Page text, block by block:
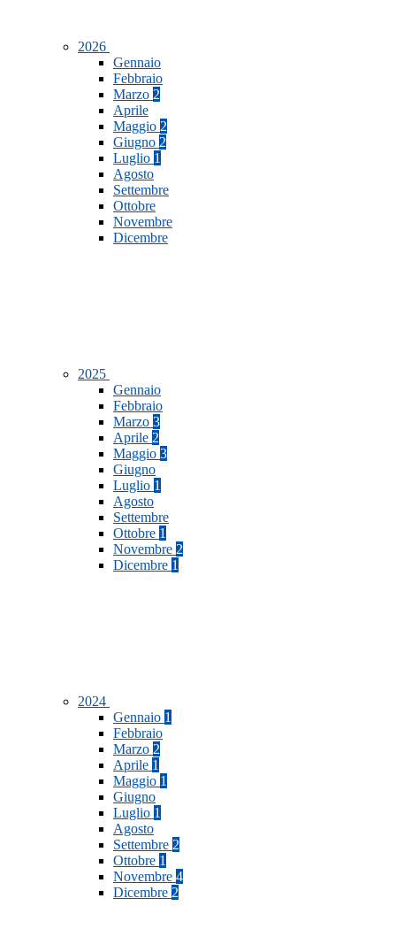
2026
Gennaio
Febbraio
Marzo 2
Aprile
Maggio 2
Giugno 2
Luglio 1
Agosto
Settembre
Ottobre
Novembre
Dicembre
2025
Gennaio
Febbraio
Marzo 3
Aprile 2
Maggio 3
Giugno
Luglio 1
Agosto
Settembre
Ottobre 1
Novembre 2
Dicembre 1
2024
Gennaio 1
Febbraio
Marzo 2
Aprile 1
Maggio 1
Giugno
Luglio 1
Agosto
Settembre 2
Ottobre 1
Novembre 4
Dicembre 2